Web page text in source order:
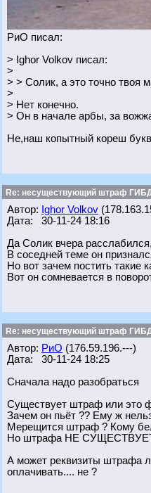
РиО писал:
> Ighor Volkov писал:
>
> > Солик, а это точно твоя
>
> Нет конечно.
> Он в начале арбы, за
Не,наш копытный кореш
Re: несуществующий штраф
Автор: Ighor Volkov
Дата: 30-11-24 18:16
Да Солик вчера
В соседней теме он
Но вот зачем постить такие
Вот он сомневается в
Re: несуществующий штраф
Автор: РиО (176.59.196.---)
Дата: 30-11-24 18:25
Сначала надо разобраться
Существует штраф или это
Зачем он пьёт ?? Ему ж
Мерещится штраф ? Кому
Но штрафа НЕ
А может реквизиты штрафа
оплачивать.... не ?